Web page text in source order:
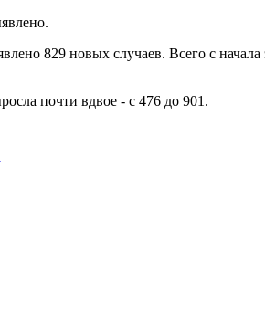
829 новых случаев. Всего с
почти вдвое - с 476 до 901.